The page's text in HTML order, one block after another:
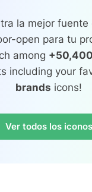
la mejor fuente
open para tu
among +50,400
including your
brands icons!
Ver todos los iconos